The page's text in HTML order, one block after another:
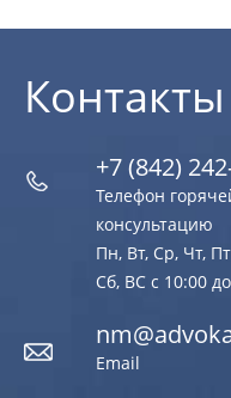
Контакты
+7 (842)
Телефон
консультацию
Пн, Вт, Ср, Чт,
Сб, ВС с 10:00
Email